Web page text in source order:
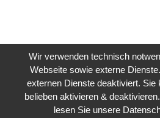
Public Sector, Kunst, Design
Impressum Datenschutz
Wir verwenden technisch
Webseite sowie externe
externen Dienste deaktiviert. Sie
belieben aktivieren &
lesen Sie unsere